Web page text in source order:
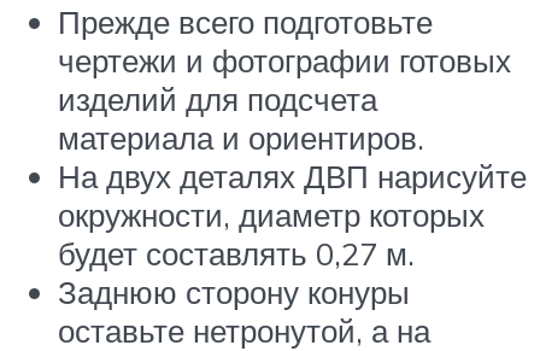
Прежде всего подготовьте
чертежи и фотографии готовых
изделий для подсчета
материала и ориентиров.
На двух деталях ДВП нарисуйте
окружности, диаметр которых
будет составлять 0,27 м.
Заднюю сторону конуры
оставьте нетронутой, а на